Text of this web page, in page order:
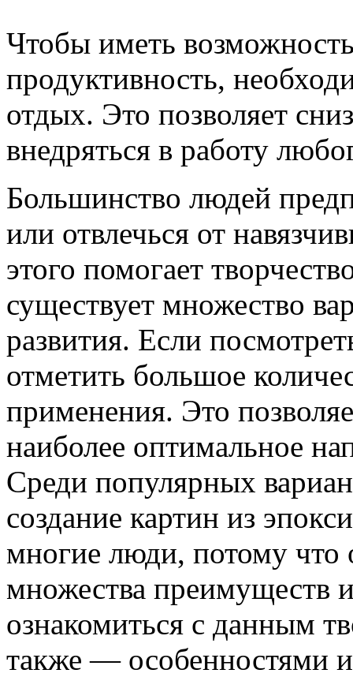
Чтобы иметь
продуктивность,
отдых. Это позволяет
внедряться в работу
Большинство людей
или отвлечься от
этого помогает
существует множество
развития. Если
отметить большое
применения. Это
наиболее оптимальное
Среди популярных
создание картин из
многие люди, потому что
множества преимуществ
ознакомиться с данным
также — особенностями